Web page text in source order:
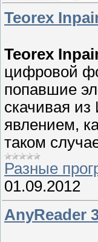
Teorex
Teorex
цифровoй
попaвшие
скачивая
явлением,
таком
Разные
01.09.2012
AnyReader